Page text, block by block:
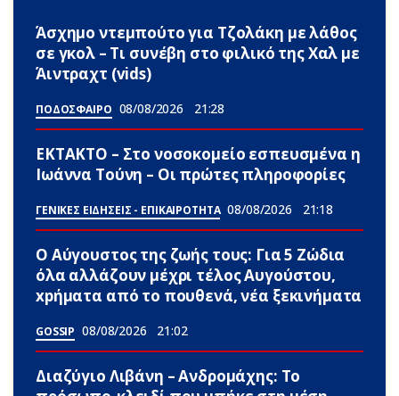
Άσχημο ντεμπούτο για Τζολάκη με λάθος
σε γκολ – Τι συνέβη στο φιλικό της Χαλ με
Άιντραχτ (vids)
ΠΟΔΟΣΦΑΙΡΟ 08/08/2026 21:28
ΕΚΤΑΚΤΟ – Στο νοσοκομείο εσπευσμένα η
Ιωάννα Τούνη – Οι πρώτες πληροφορίες
ΓΕΝΙΚΕΣ ΕΙΔΗΣΕΙΣ - ΕΠΙΚΑΙΡΟΤΗΤΑ 08/08/2026 21:18
Ο Αύγουστος της ζωής τους: Για 5 Zώδια
όλα αλλάζουν μέχρι τέλος Αυγούστου,
xpήματα από το πουθενά, νέα ξεκινήματα
GOSSIP 08/08/2026 21:02
Διαζύγιο Λιβάνη – Ανδρομάχης: Το